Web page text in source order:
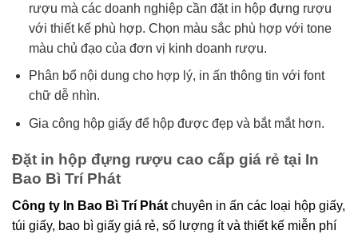
rượu mà các doanh nghiệp cần đặt in hộp đựng rượu
với thiết kế phù hợp. Chọn màu sắc phù hợp với tone
màu chủ đạo của đơn vị kinh doanh rượu.
Phân bổ nội dung cho hợp lý, in ấn thông tin với font
chữ dễ nhìn.
Gia công hộp giấy để hộp được đẹp và bắt mắt hơn.
Đặt in hộp đựng rượu cao cấp giá rẻ tại In
Bao Bì Trí Phát
Công ty In Bao Bì Trí Phátchuyên in ấn các loại hộp giấy,
túi giấy, bao bì giấy giá rẻ, số lượng ít và thiết kế miễn phí